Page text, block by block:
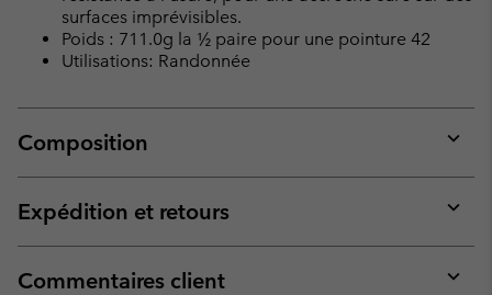
surfaces imprévisibles.
Poids : 711.0g la ½ paire pour une pointure 42
Utilisations: Randonnée
Composition
or
Expédition et retours
or
Commentaires client